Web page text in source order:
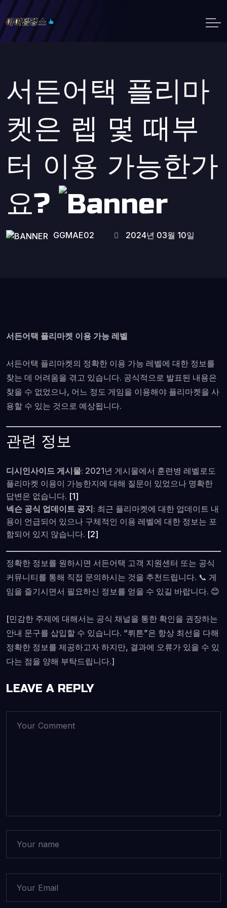
서든어택 플리마
켓은 렙 몇 때부
터 이용 가능한가
요?
GGMAE02 2024년 03월 10일
서든어택 플리마켓 이용 가능 레벨
서든어택 플리마켓의 정확한 이용 가능 레벨에 대한 정보를
찾는 데 어려움을 겪고 있습니다. 공식적으로 발표된 내용은
찾을 수 없었으나, 어느 정도 게임을 이용해야 플리마켓을 사
용할 수 있는 것으로 예상됩니다.
관련 정보
디시인사이드 게시물: 2021년 게시물에서 훈련병 레벨로도
플리마켓 이용이 가능한지에 대해 질문이 있었으나 명확한
답변은 없습니다. [1]
넥슨 공식 업데이트 공지: 최근 플리마켓에 대한 업데이트 내
용이 언급되어 있으나 구체적인 이용 레벨에 대한 정보는 포
함되어 있지 않습니다. [2]
정확한 정보를 원하시면 서든어택 고객 지원센터 또는 공식
커뮤니티를 통해 직접 문의하시는 것을 추천드립니다. 📞 게
임을 즐기시면서 필요하신 정보를 얻을 수 있길 바랍니다. 😊
[민감한 주제에 대해서는 공식 채널을 통한 확인을 권장하는
안내 문구를 삽입할 수 있습니다. “뤼튼”은 항상 최선을 다해
정확한 정보를 제공하고자 하지만, 결과에 오류가 있을 수 있
다는 점을 양해 부탁드립니다.]
LEAVE A REPLY